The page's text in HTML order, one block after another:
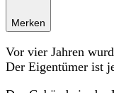
Merken
Vor vier Jahren
Der Eigentümer ist